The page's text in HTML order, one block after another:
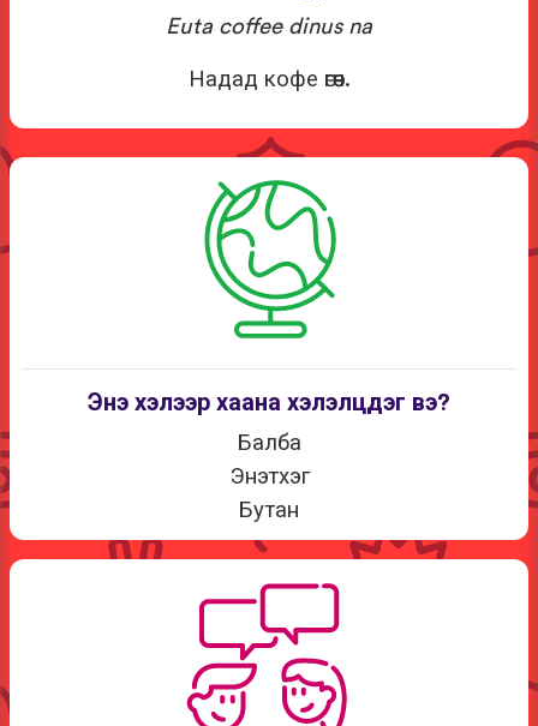
Euta coffee dinus na
Надад кофе өгөөч.
Энэ хэлээр хаана хэлэлцдэг вэ?
Балба
Энэтхэг
Бутан